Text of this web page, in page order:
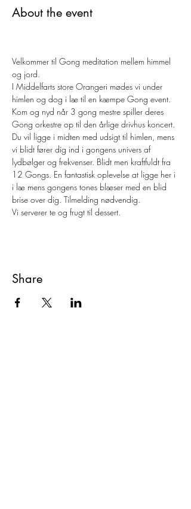
About the event
Velkommer til Gong meditation mellem himmel
og jord.
I Middelfarts store Orangeri mødes vi under
himlen og dog i læ til en kæmpe Gong event.
Kom og nyd når 3 gong mestre spiller deres
Gong orkestre op til den årlige drivhus koncert.
Du vil ligge i midten med udsigt til himlen, mens
vi blidt fører dig ind i gongens univers af
lydbølger og frekvenser. Blidt men kraftfuldt fra
12 Gongs. En fantastisk oplevelse at ligge her i
i læ mens gongens tones blæser med en blid
brise over dig. Tilmelding nødvendig.
Vi serverer te og frugt til dessert.
Share